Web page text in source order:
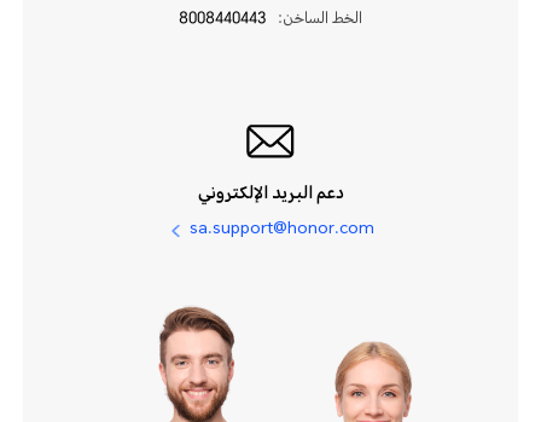
الخط الساخن: 8008440443
دعم البريد الإلكتروني
sa.support@honor.com